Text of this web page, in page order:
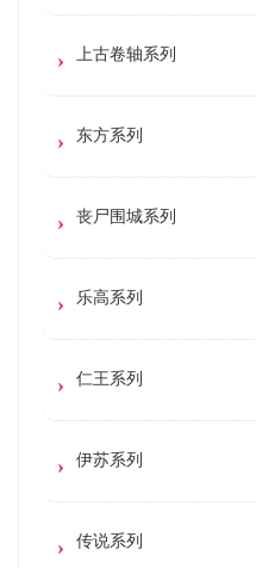
上古卷轴系列
东方系列
丧尸围城系列
乐高系列
仁王系列
伊苏系列
传说系列